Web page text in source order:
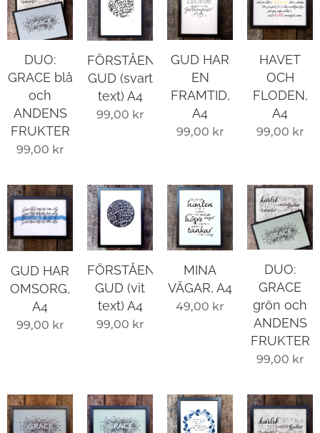
DUO:
GRACE blå
och
ANDENS
FRUKTER
99,00 kr
FÖRSTÅENDE
GUD (svart
text) A4
99,00 kr
GUD HAR
EN
FRAMTID,
A4
99,00 kr
HAVET
OCH
FLODEN,
A4
99,00 kr
GUD HAR
OMSORG,
A4
99,00 kr
FÖRSTÅENDE
GUD (vit
text) A4
99,00 kr
MINA
VÄGAR, A4
49,00 kr
DUO:
GRACE
grön och
ANDENS
FRUKTER
99,00 kr